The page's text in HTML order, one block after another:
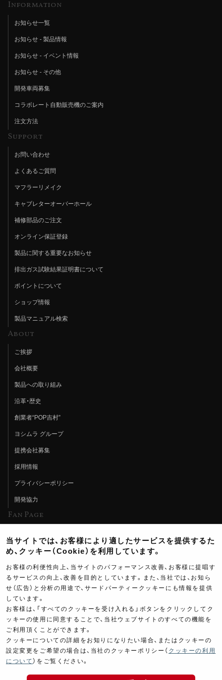
Information
お知らせ一覧
お知らせ - 製品情報
お知らせ - イベント情報
お知らせ - その他
開発車両募集
コラボレート自動販売機のご案内
注文方法
Support
お問い合わせ
よくあるご質問
マフラーリメイク
キャブレターオーバーホール
補修部品のご注文
オンライン保証登録
製品に関する重要なお知らせ
排出ガス試験結果証明書について
ポイントについて
ショップ情報
製品マニュアル検索
About
ご挨拶
会社概要
製品への取り組み
沿革・歴史
創業者“POP吉村”
ヨシムラ グループ
提携会社募集
採用情報
プライバシーポリシー
開発協力
Fan Page
ヨシムラTV
イベント情報
イベントスケジュール
ツーリングブレイクタイム
製品ポスター
当サイトでは、お客様により適したサービスを提供するた
め、クッキー（Cookie）を利用しています。
お客様の利便性向上、当サイトのパフォーマンス改善、お客様に提唱す
るサービスの向上、改善を目的としています。また、当社では、お知ら
せ（広告）と分析の用途で、サードパーティークッキーにも情報を提供
しています。
お客様は、「すべてのクッキーを受け入れる」ボタンをクリックしてク
ッキーの使用に同意することで、当社ウェブサイトのすべての機能を
ご利用頂くことができます。
クッキーについての詳細をお知りになりたい場合、またはクッキーの
設定変更をご希望の場合は、当社のクッキーポリシー（ クッキーの利用
について ）をご覧ください。